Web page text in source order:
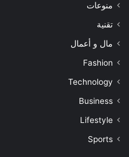
منوعات
تقنية
مال و أعمال
Fashion
Technology
Business
Lifestyle
Sports